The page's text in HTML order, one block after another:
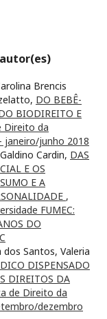
Brencis
DO BEBÊ-
BIODIREITO E
Direito da
janeiro/junho 2018
Cardin, DAS
E OS
E A
,
FUMEC:
DO
dos Santos, Valeria
DISPENSADO
DIREITOS DA
de Direito da
dezembro